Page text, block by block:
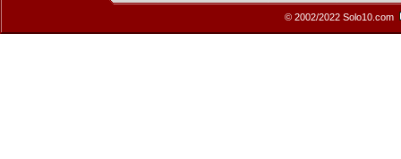
© 2002/2022 Solo10.com